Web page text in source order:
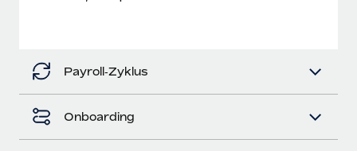
Mehr erfahren
Payroll‑Zyklus
Onboarding